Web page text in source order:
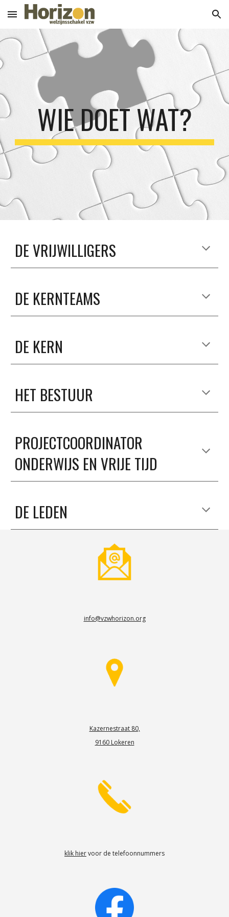
Skip to main content Skip to navigation
WIE DOET WAT?
DE VRIJWILLIGERS
DE KERNTEAMS
DE KERN
HET BESTUUR
PROJECTCOORDINATOR
ONDERWIJS EN VRIJE TIJD
DE LEDEN
info@vzwhorizon.org
Kazernestraat 80,
9160 Lokeren
klik hiervoor de telefoonnummers